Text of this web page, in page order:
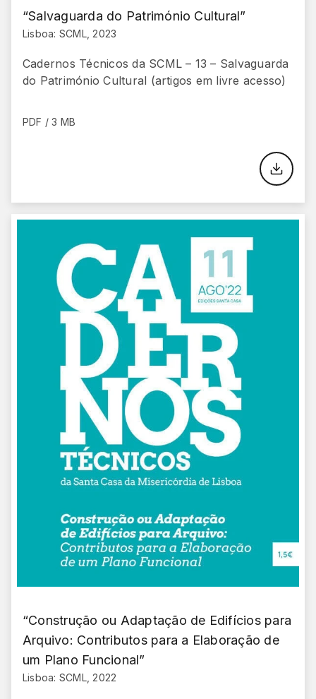
“Salvaguarda do Património Cultural”
Lisboa: SCML, 2023
Cadernos Técnicos da SCML – 13 – Salvaguarda
do Património Cultural (artigos em livre acesso)
PDF / 3 MB
“Construção ou Adaptação de Edifícios para
Arquivo: Contributos para a Elaboração de
um Plano Funcional”
Lisboa: SCML, 2022